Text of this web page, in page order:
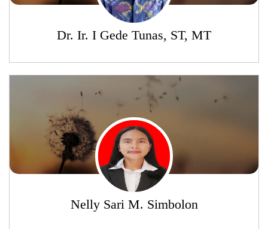
Dr. Ir. I Gede Tunas, ST, MT
Nelly Sari M. Simbolon